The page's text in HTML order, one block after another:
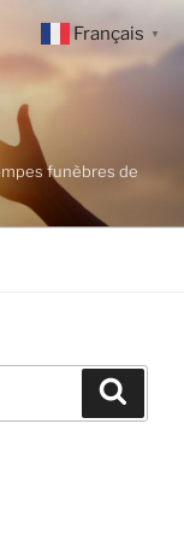
funèbres de
Français ▼